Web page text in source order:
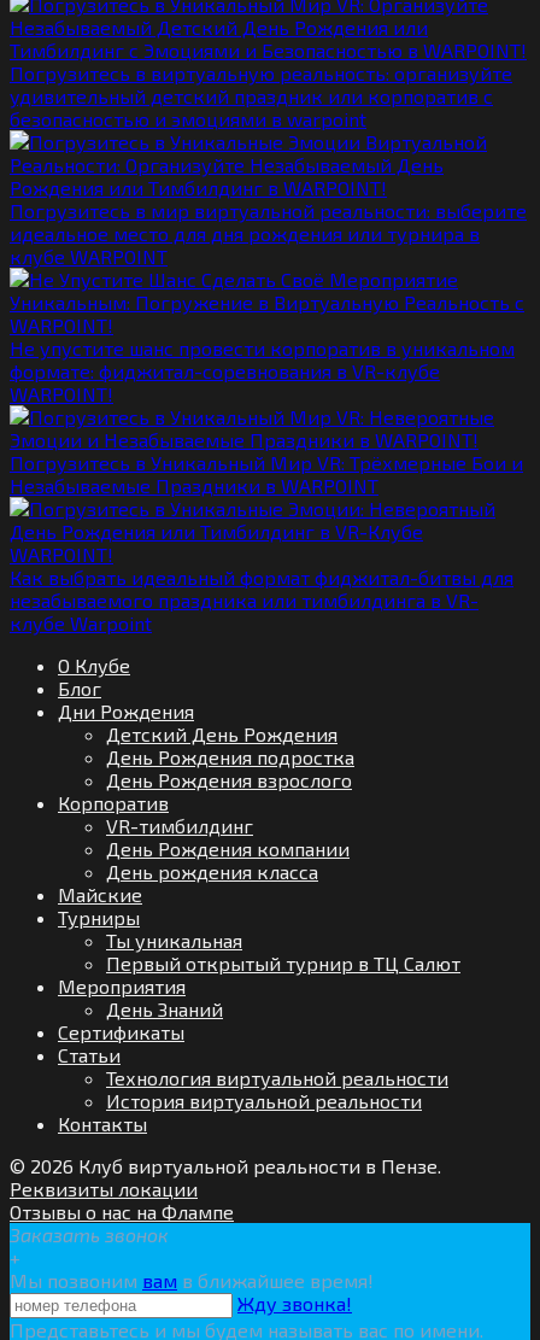
Погрузитесь в виртуальную реальность: организуйте
удивительный детский праздник или корпоратив с
безопасностью и эмоциями в warpoint
Погрузитесь в мир виртуальной реальности: выберите
идеальное место для дня рождения или турнира в
клубе WARPOINT
Не упустите шанс провести корпоратив в уникальном
формате: фиджитал-соревнования в VR-клубе
WARPOINT!
Погрузитесь в Уникальный Мир VR: Трёхмерные Бои и
Незабываемые Праздники в WARPOINT
Как выбрать идеальный формат фиджитал-битвы для
незабываемого праздника или тимбилдинга в VR-
клубе Warpoint
О Клубе
Блог
Дни Рождения
Детский День Рождения
День Рождения подростка
День Рождения взрослого
Корпоратив
VR-тимбилдинг
День Рождения компании
День рождения класса
Майские
Турниры
Ты уникальная
Первый открытый турнир в ТЦ Салют
Мероприятия
День Знаний
Сертификаты
Статьи
Технология виртуальной реальности
История виртуальной реальности
Контакты
© 2026 Клуб виртуальной реальности в Пензе.
Реквизиты локации
Отзывы о нас на Флампе
Заказать звонок
+
Мы позвоним вам в ближайшее время!
Жду звонка!
Представьтесь и мы будем называть вас по имени.